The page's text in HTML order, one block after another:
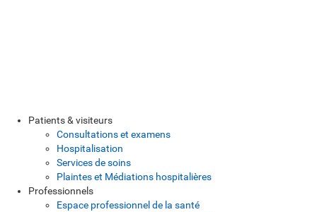
Patients & visiteurs
Consultations et examens
Hospitalisation
Services de soins
Plaintes et Médiations hospitalières
Professionnels
Espace professionnel de la santé